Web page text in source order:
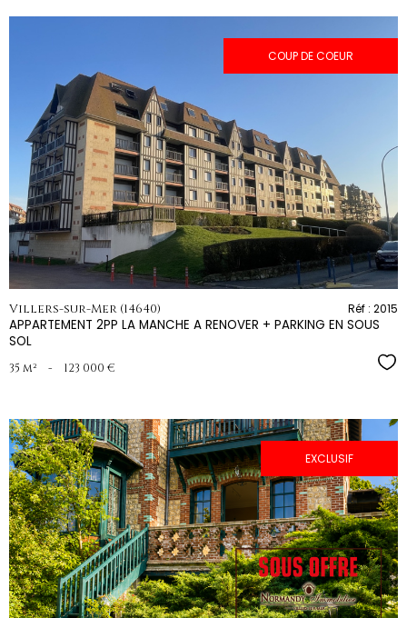
COUP DE COEUR
voir le
bien
Villers-sur-Mer (14640)
APPARTEMENT 2PP LA MANCHE A RENOVER + PARKING EN SOUS
SOL
Réf : 2015
35 m² - 123 000 €
EXCLUSIF
voir le
bien